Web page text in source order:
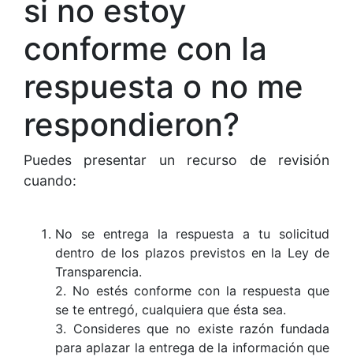
si no estoy
conforme con la
respuesta o no me
respondieron?
Puedes presentar un recurso de revisión
cuando:
No se entrega la respuesta a tu solicitud
dentro de los plazos previstos en la Ley de
Transparencia.
2. No estés conforme con la respuesta que
se te entregó, cualquiera que ésta sea.
3. Consideres que no existe razón fundada
para aplazar la entrega de la información que